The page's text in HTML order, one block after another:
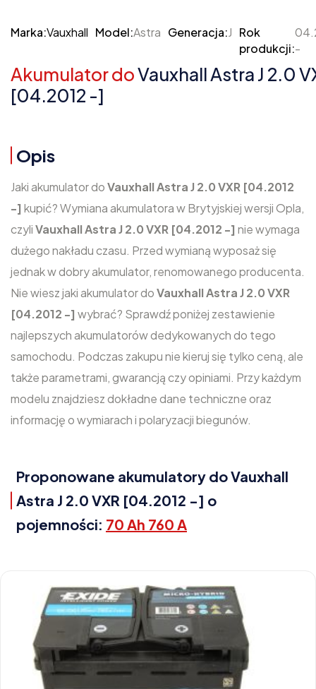
Marka:Vauxhall Model:Astra Generacja:J Rok
produkcji:-
Akumulator doVauxhall Astra J 2.0
[04.2012 -]
Opis
Jaki akumulator doVauxhall Astra J 2.0 VXR [04.2012
-] kupić? Wymiana akumulatora w Brytyjskiej wersji Opla,
czyliVauxhall Astra J 2.0 VXR [04.2012 -] nie wymaga
dużego nakładu czasu. Przed wymianą wyposaż się
jednak w dobry akumulator, renomowanego producenta.
Nie wiesz jaki akumulator doVauxhall Astra J 2.0 VXR
[04.2012 -] wybrać? Sprawdź poniżej zestawienie
najlepszych akumulatorów dedykowanych do tego
samochodu. Podczas zakupu nie kieruj się tylko ceną, ale
także parametrami, gwarancją czy opiniami. Przy każdym
modelu znajdziesz dokładne dane techniczne oraz
informację o wymiarach i polaryzacji biegunów.
Proponowane akumulatory do Vauxhall
Astra J 2.0 VXR [04.2012 -] o
pojemności: 70 Ah 760 A